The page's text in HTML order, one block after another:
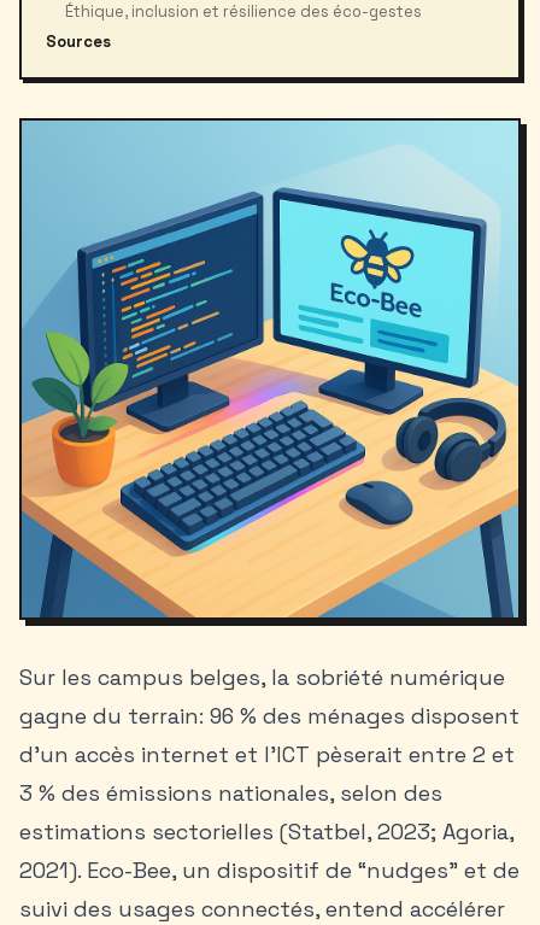
Éthique, inclusion et résilience des éco-gestes
Sources
Sur les campus belges, la sobriété numérique
gagne du terrain: 96 % des ménages disposent
d’un accès internet et l’ICT pèserait entre 2 et
3 % des émissions nationales, selon des
estimations sectorielles (Statbel, 2023; Agoria,
2021). Eco-Bee, un dispositif de “nudges” et de
suivi des usages connectés, entend accélérer